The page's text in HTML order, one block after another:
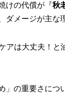
けの代償が『秋
ダメージが主な
アは大丈夫！
」の重要さにつ